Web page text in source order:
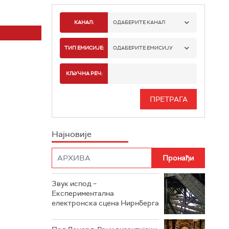
КАНАЛ: ОДАБЕРИТЕ КАНАЛ
РАДИО БЕОГРАД 1
РАДИО БЕОГРАД 3
РАДИО РОКЕНРОЛЕР
РАДИО ЏУБОКС
РАДИО ВРТЕШКА
РАДИО ЏЕЗЕР
ТИП ЕМИСИЈЕ: ОДАБЕРИТЕ ЕМИСИЈУ
ИНФО
КЉУЧНА РЕЧ:
Најновије
Звук испод –
Експериментална
електронска сцена Нирнберга